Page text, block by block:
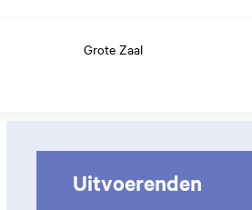
Grote Zaal
Uitvoerenden